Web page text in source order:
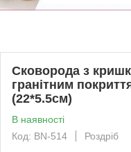
Сковорода з
гранітним
(22*5.5см)
В наявності
Код: BN-514
Роздріб